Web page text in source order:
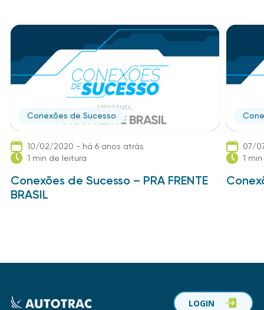
Conexões de Sucesso
10/02/2020 - há 6 anos atrás
1 min de leitura
Conexões de Sucesso – PRA FRENTE
BRASIL
07/
1
LOGIN